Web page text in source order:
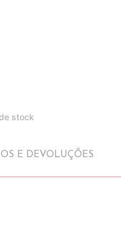
stock
E DEVOLUÇÕES